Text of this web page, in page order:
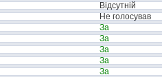
Відсутній
Не голосував
За
За
За
За
За